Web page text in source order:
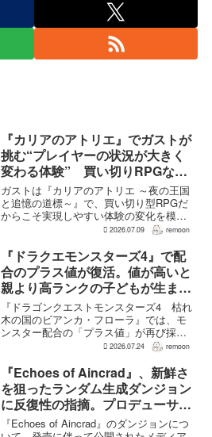
『カリアのアトリエ』でガストが
挑む“プレイヤーの状況が大きく
変わる体験” 買い切りRPGなら
ではの変化とは
ガストは『カリアのアトリエ ～夜の王国
と追憶の道標～』で、買い切り型RPGだ
からこそ実現しやすい体験の変化を模索
している。大型の運営型ゲームが継続的
かで、同社はキャラクターやビジュアル
の魅力だけでなく、ゲ...
2026.07.09 remoon
『ドラクエモンスターズ4』で配
合のプラス値が復活。値が高いと
親より高ランクの子どもが生まれ
ることも
『ドラゴンクエストモンスターズ4 枯れ
木の国のビアンカ・フローラ』では、モ
ンスター配合の「プラス値」が再び採用
される。配合を繰り返すことで数値が増
が高くなる補正がかかる。前作『ドラゴ
ンクエストモンスターズ...
2026.07.24 remoon
『Echoes of Aincrad』、新鮮さ
を狙ったランダム生成ダンジョン
に反復性の指摘。プロデューサー
は発売前に採用理由を説明
『Echoes of Aincrad』のダンジョンにつ